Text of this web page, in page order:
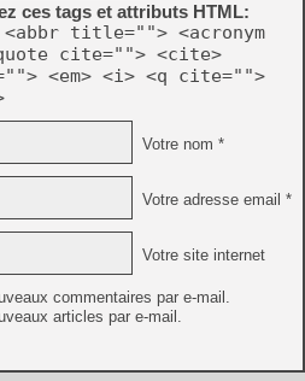
ces tags et attributs HTML:
title=""> <acronym
cite=""> <cite>
<em> <i> <q cite="">
Votre nom *
Votre adresse email *
Votre site internet
commentaires par e-mail.
articles par e-mail.